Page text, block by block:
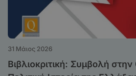
31 Μάιος 2026
Βιβλιοκριτική: Συμβολή στην